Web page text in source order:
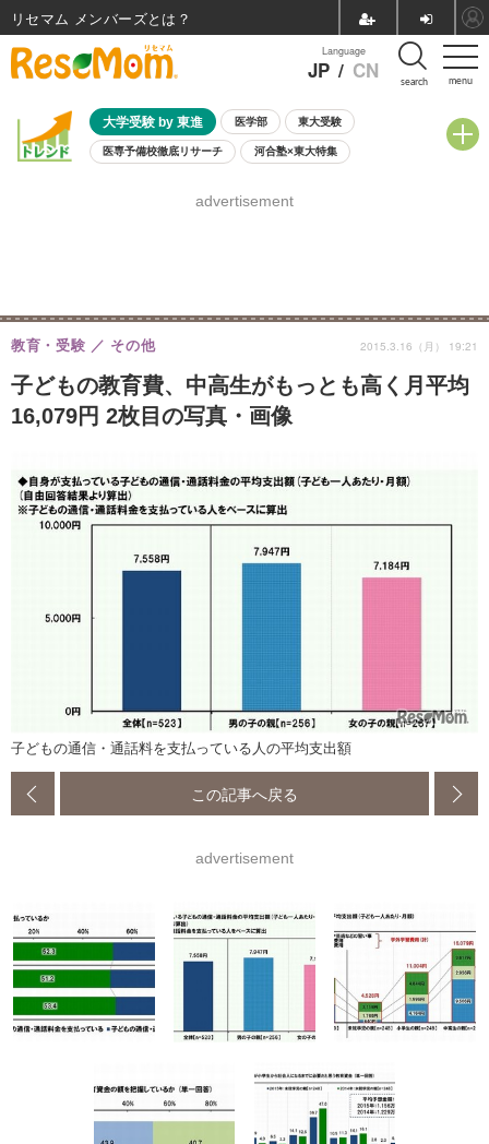
menu
Language
JP / CN search
大学受験 by 東進 医学部 東大受験
医専予備校徹底リサーチ 河合塾×東大特集
8月開催学校説明会・相談会
advertisement
子どもの教育費、中高生がもっとも高く月平均
16,079円 2枚目の写真・画像
教育・受験 その他 2015.3.16（月） 19:21
子どもの通信・通話料を支払っている人の平均支出額
この記事へ戻る
advertisement
リセマム メンバーズ